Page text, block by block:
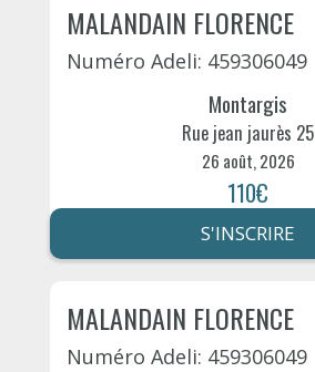
MALANDAIN FLORENCE
Numéro Adeli: 459306049
Montargis
Rue jean jaurès 25
26 août, 2026
110€
S'INSCRIRE
MALANDAIN FLORENCE
Numéro Adeli: 459306049